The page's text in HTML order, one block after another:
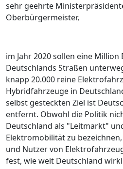
sehr geehrte
Oberbürgermeister,
im Jahr 2020 sollen eine
Deutschlands Straßen
knapp 20.000 reine
Hybridfahrzeuge in
selbst gesteckten Ziel ist
entfernt. Obwohl die Politik
Deutschland als "Leitmarkt"
Elektromobilität zu
und Nutzer von
fest, wie weit Deutschland